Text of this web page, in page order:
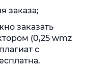
заказа;
заказать
(0,25 wmz
с